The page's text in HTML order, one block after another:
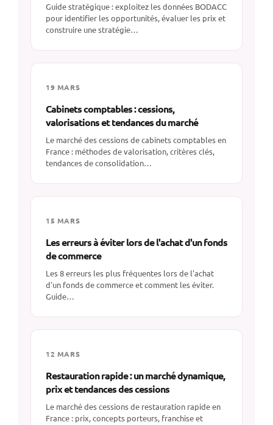
Guide stratégique : exploitez les données BODACC
pour identifier les opportunités, évaluer les prix et
construire une stratégie…
19 MARS
Cabinets comptables : cessions,
valorisations et tendances du marché
Le marché des cessions de cabinets comptables en
France : méthodes de valorisation, critères clés,
tendances de consolidation…
15 MARS
Les erreurs à éviter lors de l'achat d'un fonds
de commerce
Les 8 erreurs les plus fréquentes lors de l'achat
d'un fonds de commerce et comment les éviter.
Guide…
12 MARS
Restauration rapide : un marché dynamique,
prix et tendances des cessions
Le marché des cessions de restauration rapide en
France : prix, concepts porteurs, franchise et